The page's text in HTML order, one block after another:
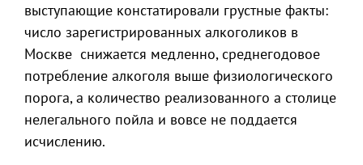
выступающие констатировали грустные факты:
число зарегистрированных алкоголиков в
Москве снижается медленно, среднегодовое
потребление алкоголя выше физиологического
порога, а количество реализованного а столице
нелегального пойла и вовсе не поддается
исчислению.